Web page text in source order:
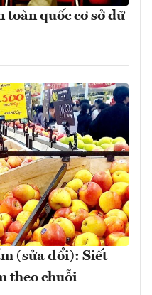
quốc cơ sở dữ
(sửa đổi): Siết
theo chuỗi